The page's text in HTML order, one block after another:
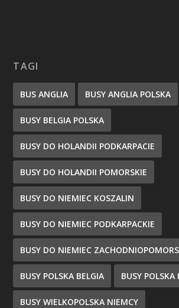
TAGI
BUS ANGLIA BUSY ANGLIA POLSKA
BUSY BELGIA POLSKA
BUSY DO HOLANDII PODKARPACIE
BUSY DO HOLANDII POMORSKIE
BUSY DO NIEMIEC KOSZALIN
BUSY DO NIEMIEC PODKARPACKIE
BUSY DO NIEMIEC
BUSY POLSKA BELGIA BUSY
BUSY WIELKOPOLSKA NIEMCY